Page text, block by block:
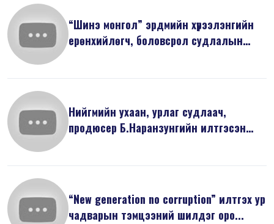
“Шинэ монгол” эрдмийн хүрээлэнгийн
ерөнхийлөгч, боловсрол судлалын
Нийгмийн ухаан, урлаг судлаач,
продюсер Б.Наранзунгийн илтгэсэн
“New generation no corruption” илтгэх ур
чадварын тэмцээний шилдэг оро...